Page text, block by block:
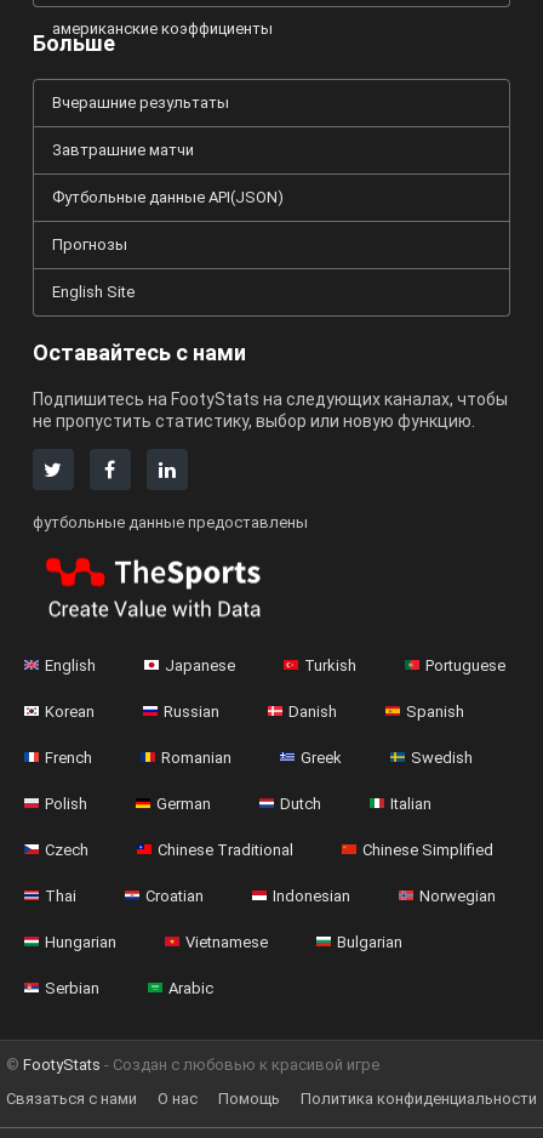
американские коэффициенты
Больше
Вчерашние результаты
Завтрашние матчи
Футбольные данные API(JSON)
Прогнозы
English Site
Оставайтесь с нами
Подпишитесь на FootyStats на следующих каналах, чтобы
не пропустить статистику, выбор или новую функцию.
футбольные данные предоставлены
English Japanese Turkish Portuguese
Korean Russian Danish Spanish
French Romanian Greek Swedish
Polish German Dutch Italian
Czech Chinese Traditional Chinese Simplified
Thai Croatian Indonesian Norwegian
Hungarian Vietnamese Bulgarian
Serbian Arabic
© FootyStats - Создан с любовью к красивой игре
Связаться с нами
О нас Помощь Политика конфиденциальности